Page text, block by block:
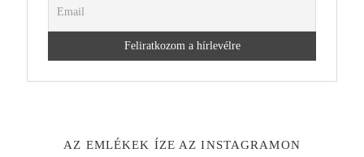
AZ EMLÉKEK ÍZE AZ INSTAGRAMON